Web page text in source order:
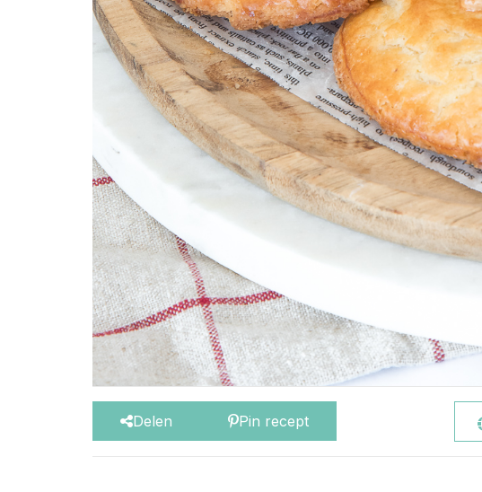
Delen Pin recept